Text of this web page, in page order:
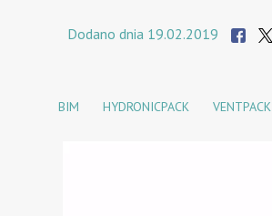
Dodano dnia 19.02.2019
BIM HYDRONICPACK VENTPACK